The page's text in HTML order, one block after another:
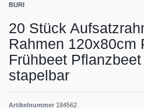
BURI
20 Stück
Rahmen 120x80cm
Frühbeet
stapelbar
Artikelnummer 184562